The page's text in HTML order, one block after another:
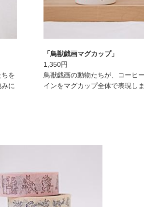
を
に
「鳥獣戯画マグカップ」
1,350円
鳥獣戯画の動物たちが、コーヒ
インをマグカップ全体で表現しま